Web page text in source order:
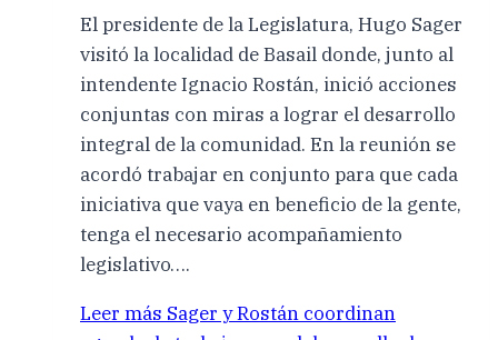
El presidente de la Legislatura, Hugo Sager
visitó la localidad de Basail donde, junto al
intendente Ignacio Rostán, inició acciones
conjuntas con miras a lograr el desarrollo
integral de la comunidad. En la reunión se
acordó trabajar en conjunto para que cada
iniciativa que vaya en beneficio de la gente,
tenga el necesario acompañamiento
legislativo….
Leer más Sager y Rostán coordinan